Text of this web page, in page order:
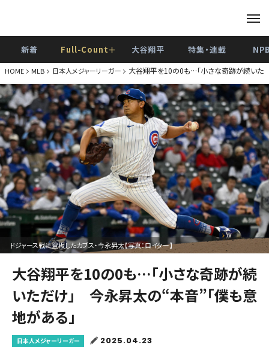
新着 Full-Count＋ 大谷翔平 特集・連載
HOME MLB 日本人メジャーリーガー 大谷翔平を10の0も…「小さな奇跡が続いた
ドジャース戦に登板したカブス・今永昇太【写真：ロイター】
大谷翔平を10の0も…「小さな奇跡が続
いただけ」 今永昇太の“本音”「僕も意
地がある」
日本人メジャーリーガー 2025.04.23